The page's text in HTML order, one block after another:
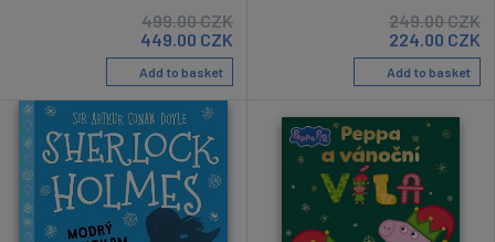
499.00CZK
449.00 CZK
Add to basket
249.00CZK
224.00 CZK
Add to basket